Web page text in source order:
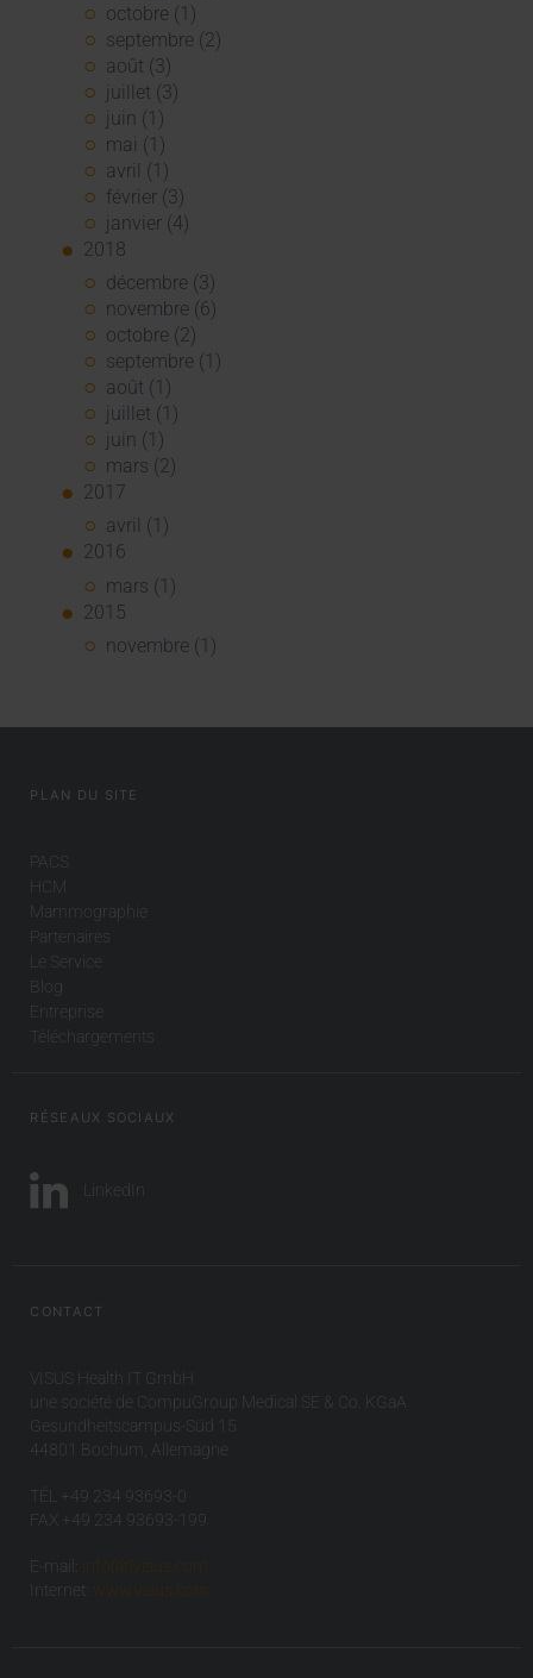
octobre (1)
septembre (2)
août (3)
juillet (3)
juin (1)
mai (1)
avril (1)
février (3)
janvier (4)
2018
décembre (3)
novembre (6)
octobre (2)
septembre (1)
août (1)
juillet (1)
juin (1)
mars (2)
2017
avril (1)
2016
mars (1)
2015
novembre (1)
PLAN DU SITE
PACS
HCM
Mammographie
Partenaires
Le Service
Blog
Entreprise
Téléchargements
RÉSEAUX SOCIAUX
LinkedIn
CONTACT
VISUS Health IT GmbH
une société de CompuGroup Medical SE & Co. KGaA
Gesundheitscampus-Süd 15
44801 Bochum, Allemagne
TÉL +49 234 93693-0
FAX +49 234 93693-199
E-mail:
info(at)visus.com
Internet:
www.visus.com